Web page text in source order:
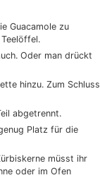
Guacamole zu
Oder man drückt
hinzu. Zum Schluss
abgetrennt.
Platz für die
müsst ihr
oder im Ofen